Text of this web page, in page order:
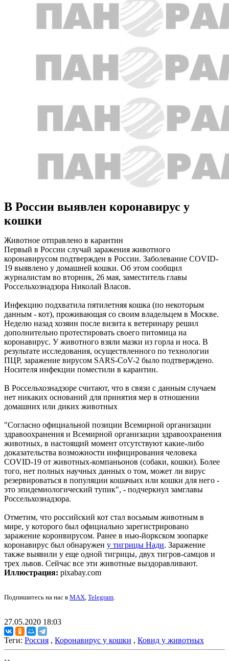
В России выявлен коронавирус у
кошки
Животное отправлено в карантин
Первый в России случай заражения животного
коронавирусом подтвержден в России. Заболевание COVID-
19 выявлено у домашней кошки. Об этом сообщил
журналистам во вторник, 26 мая, заместитель главы
Россельхознадзора Николай Власов.
Инфекцию подхватила пятилетняя кошка (по некоторым
данным - кот), проживающая со своим владельцем в Москве.
Неделю назад хозяин после визита к ветеринару решил
дополнительно протестировать своего питомица на
коронавирус. У животного взяли мазки из горла и носа. В
результате исследования, осуществленного по технологии
ПЦР, заражение вирусом SARS-CoV-2 было подтверждено.
Носителя инфекции поместили в карантин.
В Россельхознадзоре считают, что в связи с данным случаем
нет никаких оснований для принятия мер в отношении
домашних или диких животных
"Согласно официальной позиции Всемирной организации
здравоохранения и Всемирной организации здравоохранения
животных, в настоящий момент отсутствуют какие-либо
доказательства возможности инфицирования человека
COVID-19 от животных-компаньонов (собаки, кошки). Более
того, нет полных научных данных о том, может ли вирус
резервироваться в популяции кошачьих или кошки для него -
это эпидемиологический тупик", - подчеркнул замглавы
Россельхознадзора.
Отметим, что российский кот стал восьмым животным в
мире, у которого был официально зарегистрировано
заражение коронвирусом. Ранее в нью-йоркском зоопарке
коронавирус был обнаружен у тигрицы Нади. Заражение
также выявили у еще одной тигрицы, двух тигров-самцов и
трех львов. Сейчас все эти животные выздоравливают.
Иллюстрация: pixabay.com
Подпишитесь на нас в MAX, Telegram.
27.05.2020 18:03
Теги: Россия , Коронавирус у кошки , Ковид у животных